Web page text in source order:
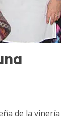
de la vinería